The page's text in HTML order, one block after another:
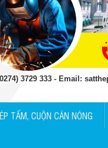
3729 333 - Email:
TẤM, CUỘN CÁN NÓNG